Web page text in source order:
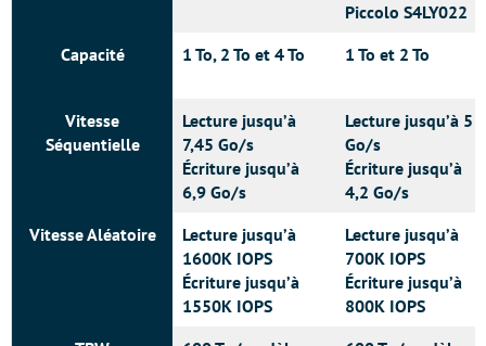
Piccolo S4LY022
Capacité
1 To, 2 To et 4 To 1 To et 2 To
Vitesse
Séquentielle
Lecture jusqu’à
7,45 Go/s
Écriture jusqu’à
6,9 Go/s
Lecture jusqu’à 5
Go/s
Écriture jusqu’à
4,2 Go/s
Vitesse Aléatoire
Lecture jusqu’à
1600K IOPS
Écriture jusqu’à
1550K IOPS
Lecture jusqu’à
700K IOPS
Écriture jusqu’à
800K IOPS